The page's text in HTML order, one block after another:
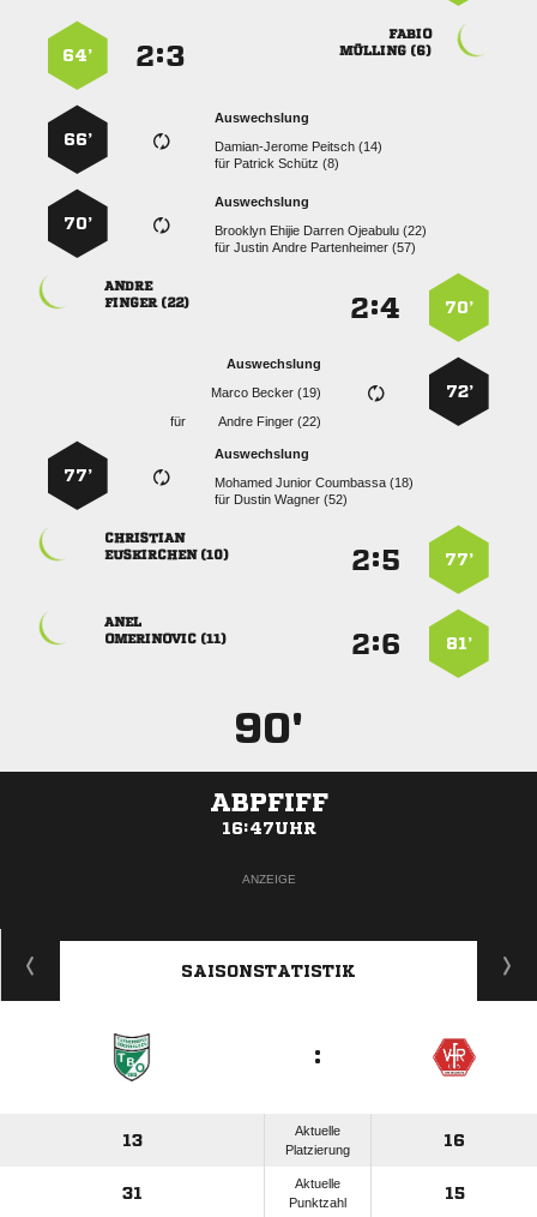

 
:
64’
Auswechslung
  
für   
66’
Auswechslung
    
für   
70’
70’
:

 
72’
Auswechslung
  
für
  
Auswechslung
   
für   
77’
77’
:

 
81’
:

 
90'
ABPFIFF
16:47UHR
ANZEIGE
SAISONSTATISTIK
:
13
Aktuelle
Platzierung
16
31
Aktuelle
Punktzahl
15